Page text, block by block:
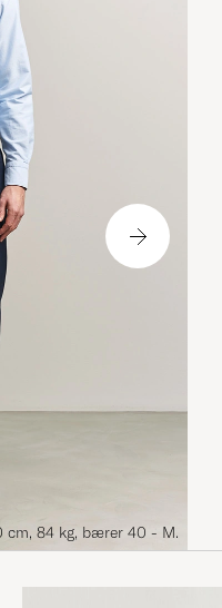
cm, 84 kg, bærer 40 - M.